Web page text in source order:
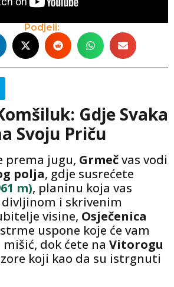
Podjeli:
Gdje Svaka
Svoju Priču
prema jugu, Grmečvas vodi
polja, gdje susrećete
m), planinu koja vas
divljinom i skrivenim
visine, Osječenica
uspone koje će vam
dok ćete na Vitorogu
koji kao da su istrgnuti